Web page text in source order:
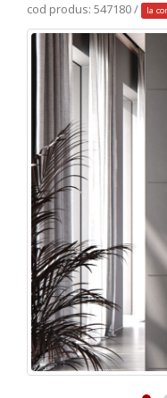
cod produs: 547180 / la